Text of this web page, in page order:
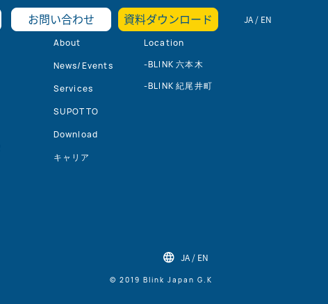
お問い合わせ 資料ダウンロード JA / EN
About
News/Events
Services
SUPOTTO
Download
キャリア
Location
-BLINK 六本木
-BLINK 紀尾井町
JA / EN
© 2019 Blink Japan G.K